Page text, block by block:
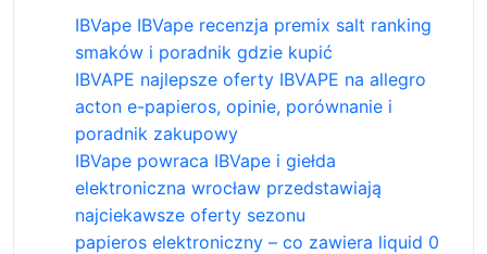
IBVape IBVape recenzja premix salt ranking
smaków i poradnik gdzie kupić
IBVAPE najlepsze oferty IBVAPE na allegro
acton e-papieros, opinie, porównanie i
poradnik zakupowy
IBVape powraca IBVape i giełda
elektroniczna wrocław przedstawiają
najciekawsze oferty sezonu
papieros elektroniczny – co zawiera liquid 0